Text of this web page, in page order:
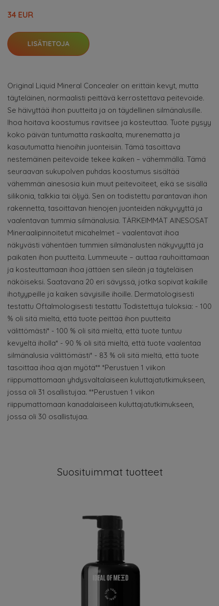
34 EUR
LISÄTIETOJA
Original Liquid Mineral Concealer on erittäin kevyt, mutta
täyteläinen, normaalisti peittävä kerrostettava peitevoide.
Se häivyttää ihon puutteita ja on täydellinen silmänalusille.
Ihoa hoitava koostumus ravitsee ja kosteuttaa. Tuote pysyy
koko päivän tuntumatta raskaalta, murenematta ja
kasautumatta hienoihin juonteisiin. Tämä tasoittava
nestemäinen peitevoide tekee kaiken – vähemmällä. Tämä
seuraavan sukupolven puhdas koostumus sisältää
vähemmän ainesosia kuin muut peitevoiteet, eikä se sisällä
silikonia, talkkia tai öljyä. Sen on todistettu parantavan ihon
rakennetta, tasoittavan hienojen juonteiden näkyvyyttä ja
vaalentavan tummia silmänalusia. TÄRKEIMMÄT AINESOSAT
Mineraalipinnoitetut micahelmet – vaalentavat ihoa
näkyvästi vähentäen tummien silmänalusten näkyvyyttä ja
paikaten ihon puutteita. Lummeuute – auttaa rauhoittamaan
ja kosteuttamaan ihoa jättäen sen sileän ja täyteläisen
näköiseksi. Saatavana 20 eri sävyssä, jotka sopivat kaikille
ihotyypeille ja kaiken sävyisille ihoille. Dermatologisesti
testattu Oftalmologisesti testattu Todistettuja tuloksia: - 100
% oli sitä mieltä, että tuote peittää ihon puutteita
välittömästi* - 100 % oli sitä mieltä, että tuote tuntuu
kevyeltä iholla* - 90 % oli sitä mieltä, että tuote vaalentaa
silmänalusia välittömästi* - 83 % oli sitä mieltä, että tuote
tasoittaa ihoa ajan myötä** *Perustuen 1 viikon
riippumattomaan yhdysvaltalaiseen kuluttajatutkimukseen,
jossa oli 31 osallistujaa. **Perustuen 1 viikon
riippumattomaan kanadalaiseen kuluttajatutkimukseen,
jossa oli 30 osallistujaa.
Suosituimmat tuotteet